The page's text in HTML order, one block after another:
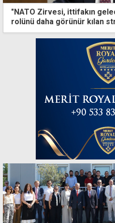
"NATO Zirvesi, ittifakın
rolünü daha görünür kılan